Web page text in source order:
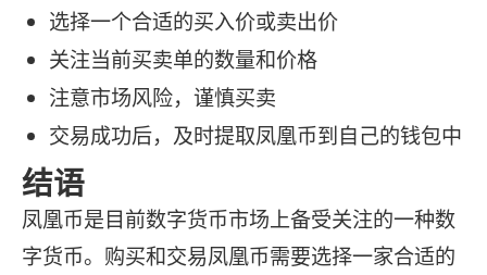
选择一个合适的买入价或卖出价
关注当前买卖单的数量和价格
注意市场风险，谨慎买卖
交易成功后，及时提取凤凰币到自己的钱包中
结语
凤凰币是目前数字货币市场上备受关注的一种数
字货币。购买和交易凤凰币需要选择一家合适的